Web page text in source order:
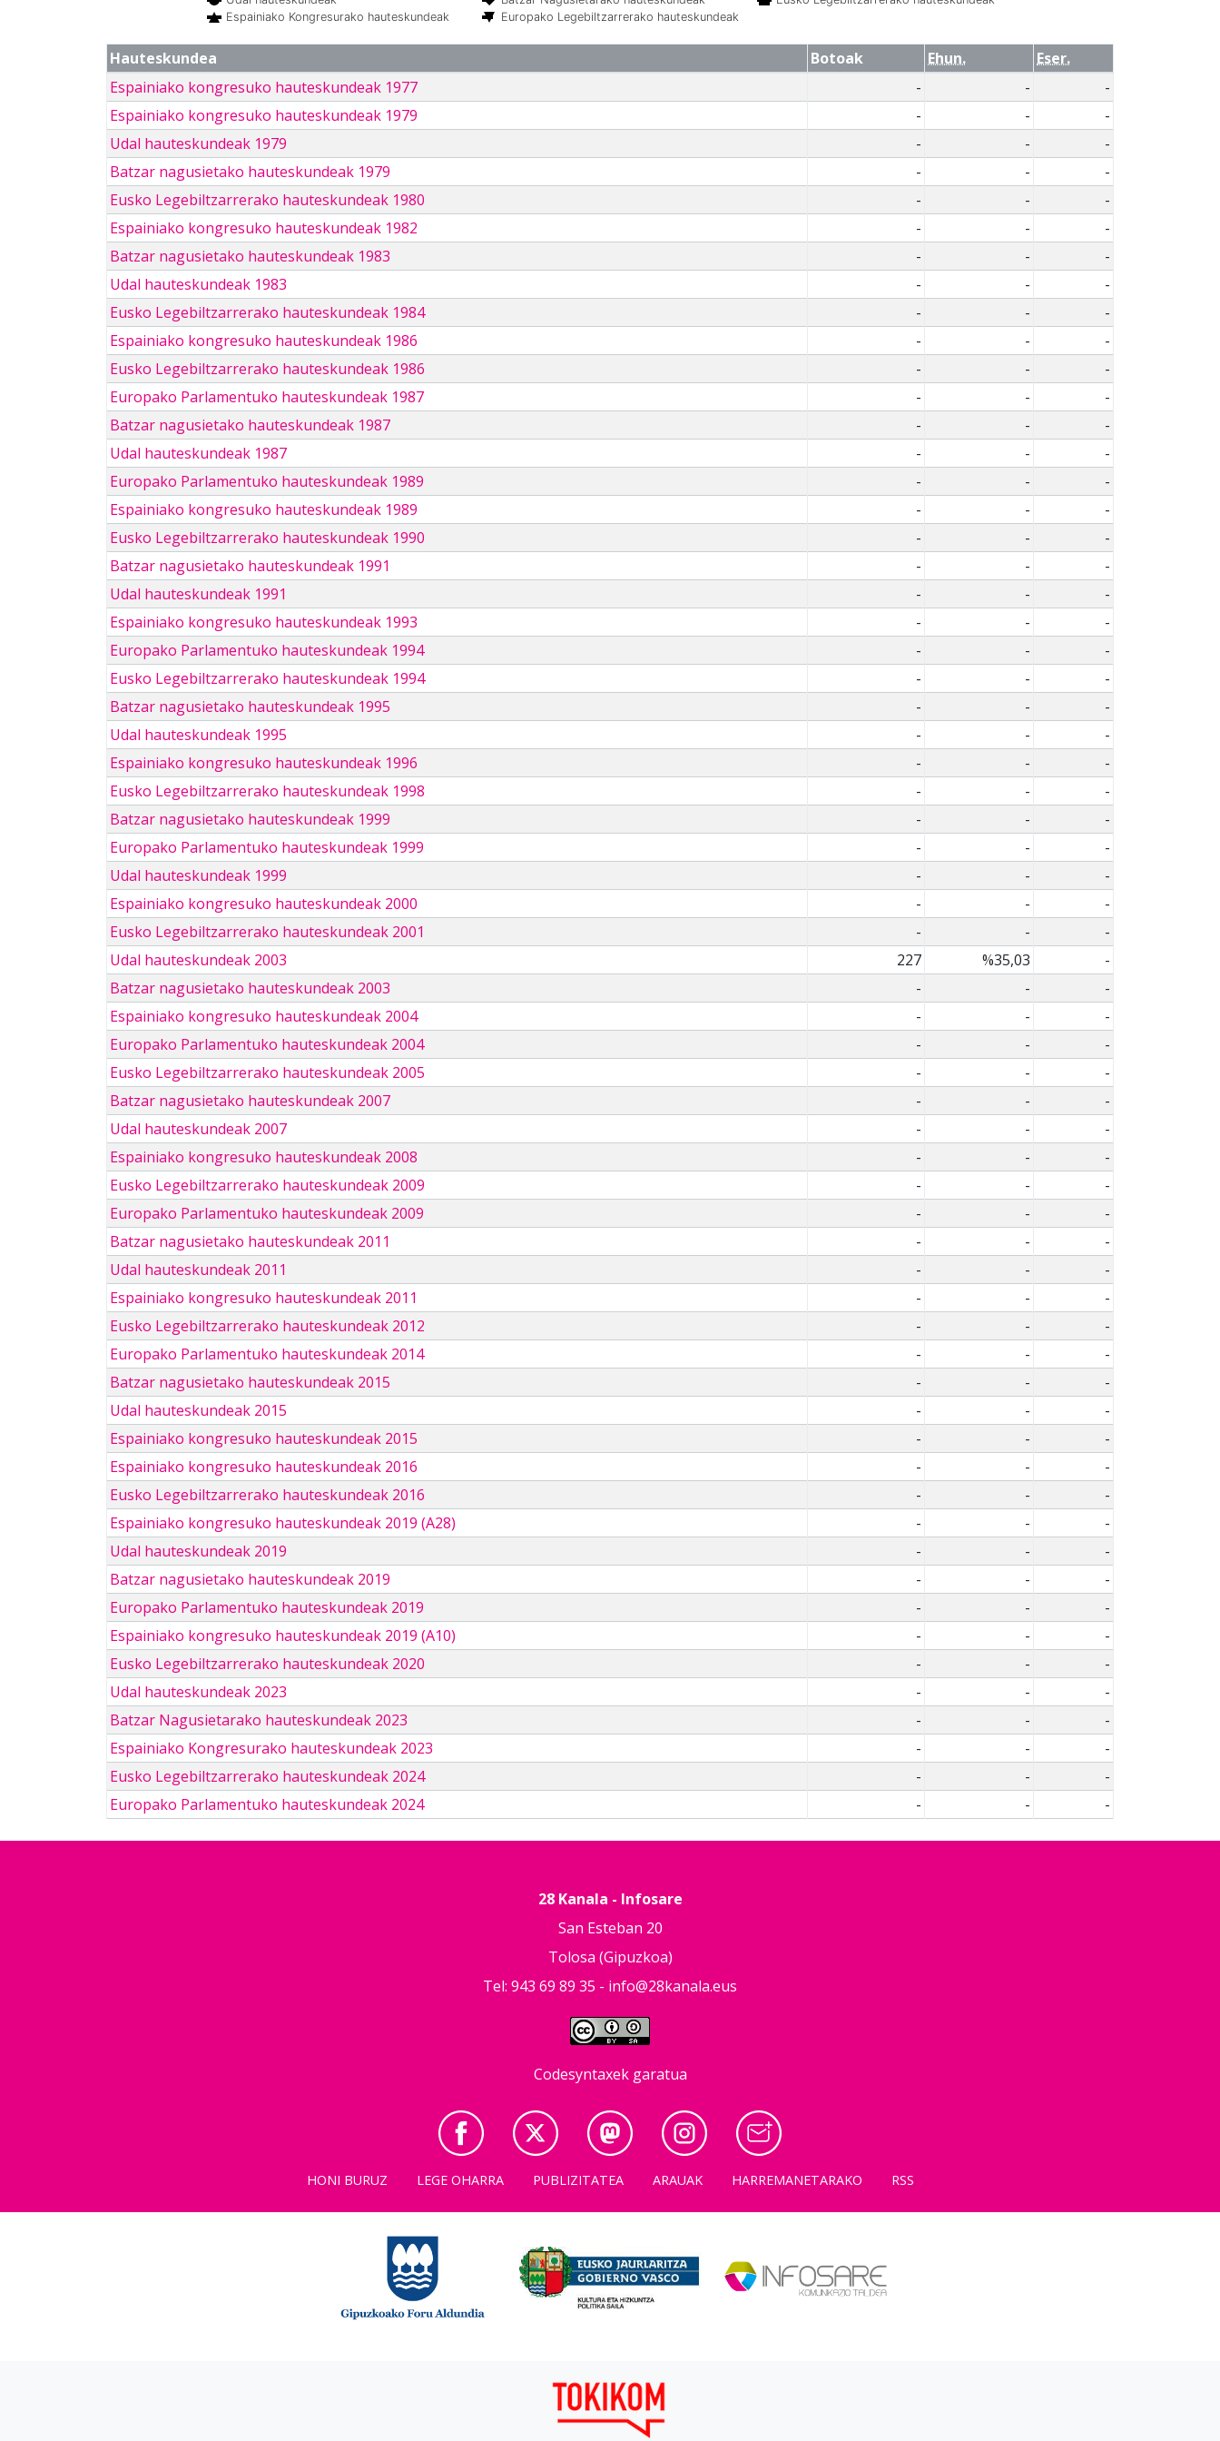
Espainiako Kongresurako hauteskundeak
Europako Legebiltzarrerako hauteskundeak
Hauteskundea Botoak Ehun.
Eser.
Espainiako kongresuko hauteskundeak 1977
- -
-
Espainiako kongresuko hauteskundeak 1979
- -
-
Udal hauteskundeak 1979
- -
-
Batzar nagusietako hauteskundeak 1979
- -
-
Eusko Legebiltzarrerako hauteskundeak 1980
- -
-
Espainiako kongresuko hauteskundeak 1982
- -
-
Batzar nagusietako hauteskundeak 1983
- -
-
Udal hauteskundeak 1983
- -
-
Eusko Legebiltzarrerako hauteskundeak 1984
- -
-
Espainiako kongresuko hauteskundeak 1986
- -
-
Eusko Legebiltzarrerako hauteskundeak 1986
- -
-
Europako Parlamentuko hauteskundeak 1987
- -
-
Batzar nagusietako hauteskundeak 1987
- -
-
Udal hauteskundeak 1987
- -
-
Europako Parlamentuko hauteskundeak 1989
- -
-
Espainiako kongresuko hauteskundeak 1989
- -
-
Eusko Legebiltzarrerako hauteskundeak 1990
- -
-
Batzar nagusietako hauteskundeak 1991
- -
-
Udal hauteskundeak 1991
- -
-
Espainiako kongresuko hauteskundeak 1993
- -
-
Europako Parlamentuko hauteskundeak 1994
- -
-
Eusko Legebiltzarrerako hauteskundeak 1994
- -
-
Batzar nagusietako hauteskundeak 1995
- -
-
Udal hauteskundeak 1995
- -
-
Espainiako kongresuko hauteskundeak 1996
- -
-
Eusko Legebiltzarrerako hauteskundeak 1998
- -
-
Batzar nagusietako hauteskundeak 1999
- -
-
Europako Parlamentuko hauteskundeak 1999
- -
-
Udal hauteskundeak 1999
- -
-
Espainiako kongresuko hauteskundeak 2000
- -
-
Eusko Legebiltzarrerako hauteskundeak 2001
- -
-
Udal hauteskundeak 2003
227 %35,03
-
Batzar nagusietako hauteskundeak 2003
- -
-
Espainiako kongresuko hauteskundeak 2004
- -
-
Europako Parlamentuko hauteskundeak 2004
- -
-
Eusko Legebiltzarrerako hauteskundeak 2005
- -
-
Batzar nagusietako hauteskundeak 2007
- -
-
Udal hauteskundeak 2007
- -
-
Espainiako kongresuko hauteskundeak 2008
- -
-
Eusko Legebiltzarrerako hauteskundeak 2009
- -
-
Europako Parlamentuko hauteskundeak 2009
- -
-
Batzar nagusietako hauteskundeak 2011
- -
-
Udal hauteskundeak 2011
- -
-
Espainiako kongresuko hauteskundeak 2011
- -
-
Eusko Legebiltzarrerako hauteskundeak 2012
- -
-
Europako Parlamentuko hauteskundeak 2014
- -
-
Batzar nagusietako hauteskundeak 2015
- -
-
Udal hauteskundeak 2015
- -
-
Espainiako kongresuko hauteskundeak 2015
- -
-
Espainiako kongresuko hauteskundeak 2016
- -
-
Eusko Legebiltzarrerako hauteskundeak 2016
- -
-
Espainiako kongresuko hauteskundeak 2019 (A28)
- -
-
Udal hauteskundeak 2019
- -
-
Batzar nagusietako hauteskundeak 2019
- -
-
Europako Parlamentuko hauteskundeak 2019
- -
-
Espainiako kongresuko hauteskundeak 2019 (A10)
- -
-
Eusko Legebiltzarrerako hauteskundeak 2020
- -
-
Udal hauteskundeak 2023
- -
-
Batzar Nagusietarako hauteskundeak 2023
- -
-
Espainiako Kongresurako hauteskundeak 2023
- -
-
Eusko Legebiltzarrerako hauteskundeak 2024
- -
-
Europako Parlamentuko hauteskundeak 2024
- - -
28 Kanala - Infosare
San Esteban 20
Tolosa (Gipuzkoa)
Tel: 943 69 89 35 - info@28kanala.eus
Codesyntaxek garatua
HONI BURUZ LEGE OHARRA PUBLIZITATEA ARAUAK HARREMANETARAKO RSS